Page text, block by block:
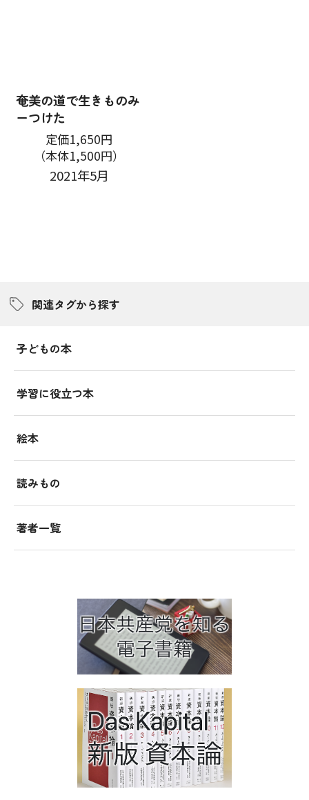
奄美の道で生きものみ
ーつけた
定価1,650円
（本体1,500円）
2021年5月
関連タグから探す
子どもの本
学習に役立つ本
絵本
読みもの
著者一覧